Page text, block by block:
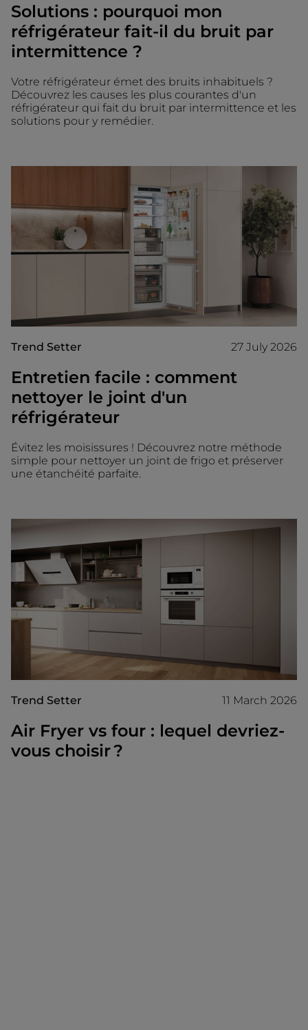
Solutions : pourquoi mon
réfrigérateur fait-il du bruit par
intermittence ?
Votre réfrigérateur émet des bruits inhabituels ?
Découvrez les causes les plus courantes d'un
réfrigérateur qui fait du bruit par intermittence et les
solutions pour y remédier.
Trend Setter 27 July 2026
Entretien facile : comment
nettoyer le joint d'un
réfrigérateur
Évitez les moisissures ! Découvrez notre méthode
simple pour nettoyer un joint de frigo et préserver
une étanchéité parfaite.
Trend Setter 11 March 2026
Air Fryer vs four : lequel devriez-
vous choisir ?